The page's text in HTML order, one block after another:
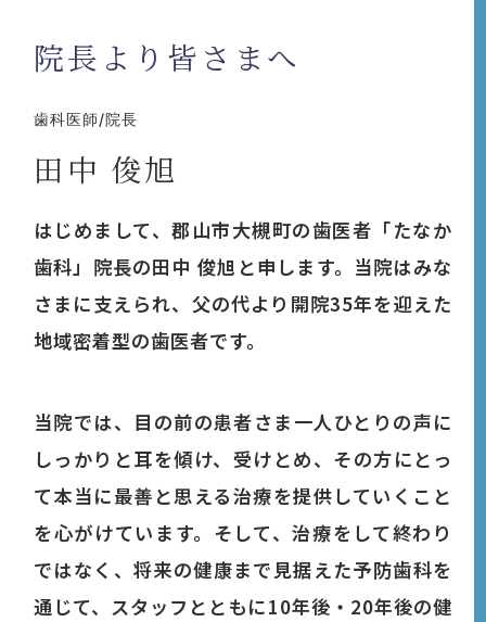
院長より皆さまへ
歯科医師/院長
田中 俊旭
はじめまして、郡山市大槻町の歯医者「たなか
歯科」院長の田中 俊旭と申します。当院はみな
さまに支えられ、父の代より開院35年を迎えた
地域密着型の歯医者です。
当院では、目の前の患者さま一人ひとりの声に
しっかりと耳を傾け、受けとめ、その方にとっ
て本当に最善と思える治療を提供していくこと
を心がけています。そして、治療をして終わり
ではなく、将来の健康まで見据えた予防歯科を
通じて、スタッフとともに10年後・20年後の健